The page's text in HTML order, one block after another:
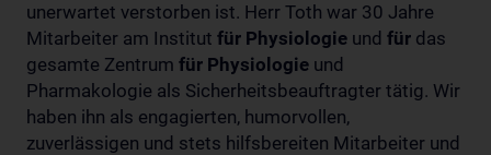
unerwartet verstorben ist. Herr Toth war 30 Jahre
Mitarbeiter am Institut für Physiologie und für das
gesamte Zentrum für Physiologie und
Pharmakologie als Sicherheitsbeauftragter tätig. Wir
haben ihn als engagierten, humorvollen,
zuverlässigen und stets hilfsbereiten Mitarbeiter und